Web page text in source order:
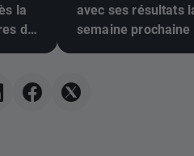
la
de
avec ses résultats
semaine prochaine